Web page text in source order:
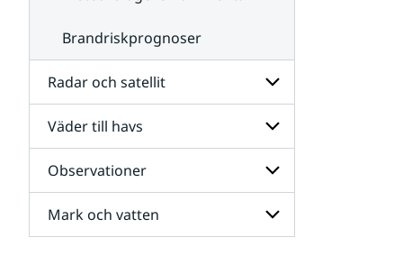
Brandriskprognoser
Radar och satellit
Undersidor
för
Radar
och
satellit
Väder till havs
Undersidor
för
Väder
till
havs
Observationer
Undersidor
för
Mark och vatten